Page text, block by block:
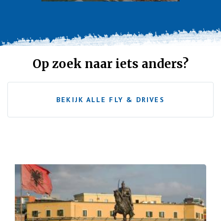
Op zoek naar iets anders?
BEKIJK ALLE FLY & DRIVES